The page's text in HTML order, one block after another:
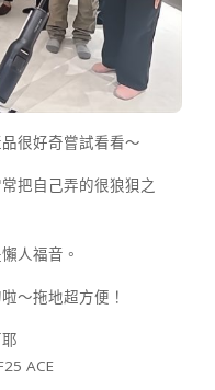
很好奇嘗試看看～
把自己弄的很狼狽之
人福音。
～拖地超方便！